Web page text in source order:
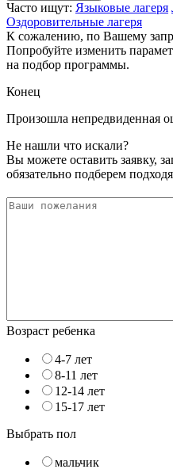
Часто ищут: Языковые лагеря
Оздоровительные лагеря
К сожалению, по Вашему
Попробуйте изменить
на подбор программы.
Конец
Произошла непредвиденная
Не нашли что искали?
Вы можете оставить заявку,
обязательно подберем
Возраст ребенка
4-7 лет
8-11 лет
12-14 лет
15-17 лет
Выбрать пол
мальчик